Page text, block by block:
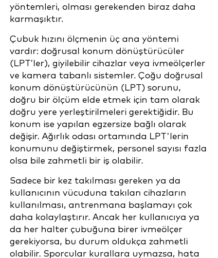
yöntemleri, olması gerekenden biraz daha
karmaşıktır.
Çubuk hızını ölçmenin üç ana yöntemi
vardır: doğrusal konum dönüştürücüler
(LPT’ler), giyilebilir cihazlar veya ivmeölçerler
ve kamera tabanlı sistemler. Çoğu doğrusal
konum dönüştürücünün (LPT) sorunu,
doğru bir ölçüm elde etmek için tam olarak
doğru yere yerleştirilmeleri gerektiğidir. Bu
konum ise yapılan egzersize bağlı olarak
değişir. Ağırlık odası ortamında LPT'lerin
konumunu değiştirmek, personel sayısı fazla
olsa bile zahmetli bir iş olabilir.
Sadece bir kez takılması gereken ya da
kullanıcının vücuduna takılan cihazların
kullanılması, antrenmana başlamayı çok
daha kolaylaştırır. Ancak her kullanıcıya ya
da her halter çubuğuna birer ivmeölçer
gerekiyorsa, bu durum oldukça zahmetli
olabilir. Sporcular kurallara uymazsa, hata